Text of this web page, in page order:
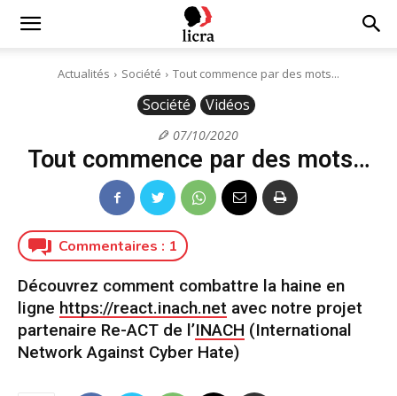
Licra
depuis
1927
Actualités Société Tout commence par des mots...
Société Vidéos
07/10/2020
Tout commence par des mots…
Commentaires : 1
Découvrez comment combattre la haine en
ligne https://react.inach.net avec notre projet
partenaire Re-ACT de l’INACH (International
Network Against Cyber Hate)